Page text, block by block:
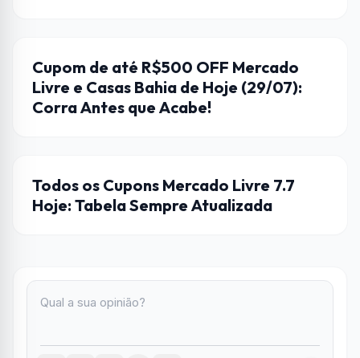
CASAS BAHIA
Cupom de até R$500 OFF Mercado
Livre e Casas Bahia de Hoje (29/07):
Corra Antes que Acabe!
CUPONS
Todos os Cupons Mercado Livre 7.7
Hoje: Tabela Sempre Atualizada